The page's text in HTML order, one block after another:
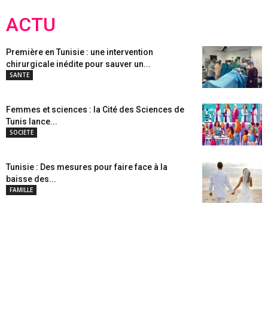
ACTU
Première en Tunisie : une intervention
chirurgicale inédite pour sauver un...
SANTE
Femmes et sciences : la Cité des Sciences de
Tunis lance...
SOCIETE
Tunisie : Des mesures pour faire face à la
baisse des...
FAMILLE